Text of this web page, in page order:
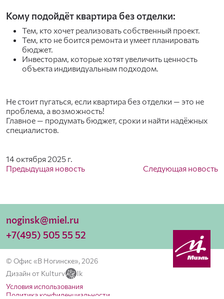
Кому подойдёт квартира без отделки:
Тем, кто хочет реализовать собственный проект.
Тем, кто не боится ремонта и умеет планировать
бюджет.
Инвесторам, которые хотят увеличить ценность
объекта индивидуальным подходом.
Не стоит пугаться, если квартира без отделки — это не
проблема, а возможность!
Главное — продумать бюджет, сроки и найти надёжных
специалистов.
14 октября 2025 г.
Предыдущая новость
Следующая новость
noginsk@miel.ru
+7(495) 505 55 52
© Офис «В Ногинске», 2026
Дизайн от Kulturv
lk
Условия использования
Политика конфиденциальности